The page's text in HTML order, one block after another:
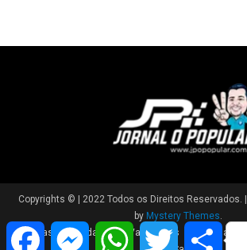
Copyrights © | 2022 Todos os Direitos Reservados. |
by Mystery Themes
Brasil
Cidade Variedades Polícia
FacebookMessengerWhatsAppTwitter Share